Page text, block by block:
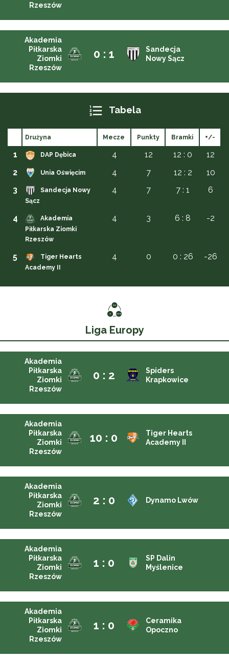
Rzeszów
Akademia
Piłkarska
Ziomki
Rzeszów
0 : 1
Sandecja
Nowy Sącz
Tabela
Drużyna Mecze Punkty Bramki +/-
1 DAP Dębica 4 12 12 : 0
12
2
Unia Oświęcim 4 7 12 : 2
10
3
Sandecja Nowy
Sącz
4 7 7 : 1 6
4
Akademia
Piłkarska Ziomki
Rzeszów
4 3 6 : 8 -2
5
Tiger Hearts
Academy II
4 0 0 : 26 -26
Liga Europy
Akademia
Piłkarska
Ziomki
Rzeszów
0 : 2
Spiders
Krapkowice
Akademia
Piłkarska
Ziomki
Rzeszów
10 : 0
Tiger Hearts
Academy II
Akademia
Piłkarska
Ziomki
Rzeszów
2 : 0 Dynamo Lwów
Akademia
Piłkarska
Ziomki
Rzeszów
1 : 0
SP Dalin
Myślenice
Akademia
Piłkarska
Ziomki
Rzeszów
1 : 0
Ceramika
Opoczno